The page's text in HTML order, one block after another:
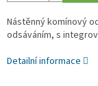
Nástěnný komínový
odsáváním, s
Detailní informace